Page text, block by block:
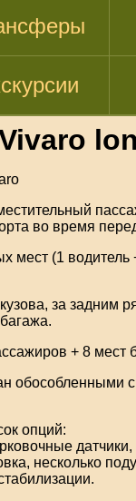
во время
мест (1
за задним
+ 8 мест
обособленными
опций:
датчики,
несколько